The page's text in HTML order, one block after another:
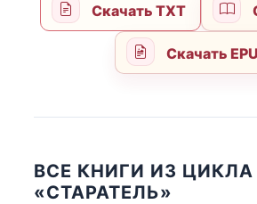
Скачать TXT
Скачать
ВСЕ КНИГИ ИЗ ЦИКЛА
«СТАРАТЕЛЬ»